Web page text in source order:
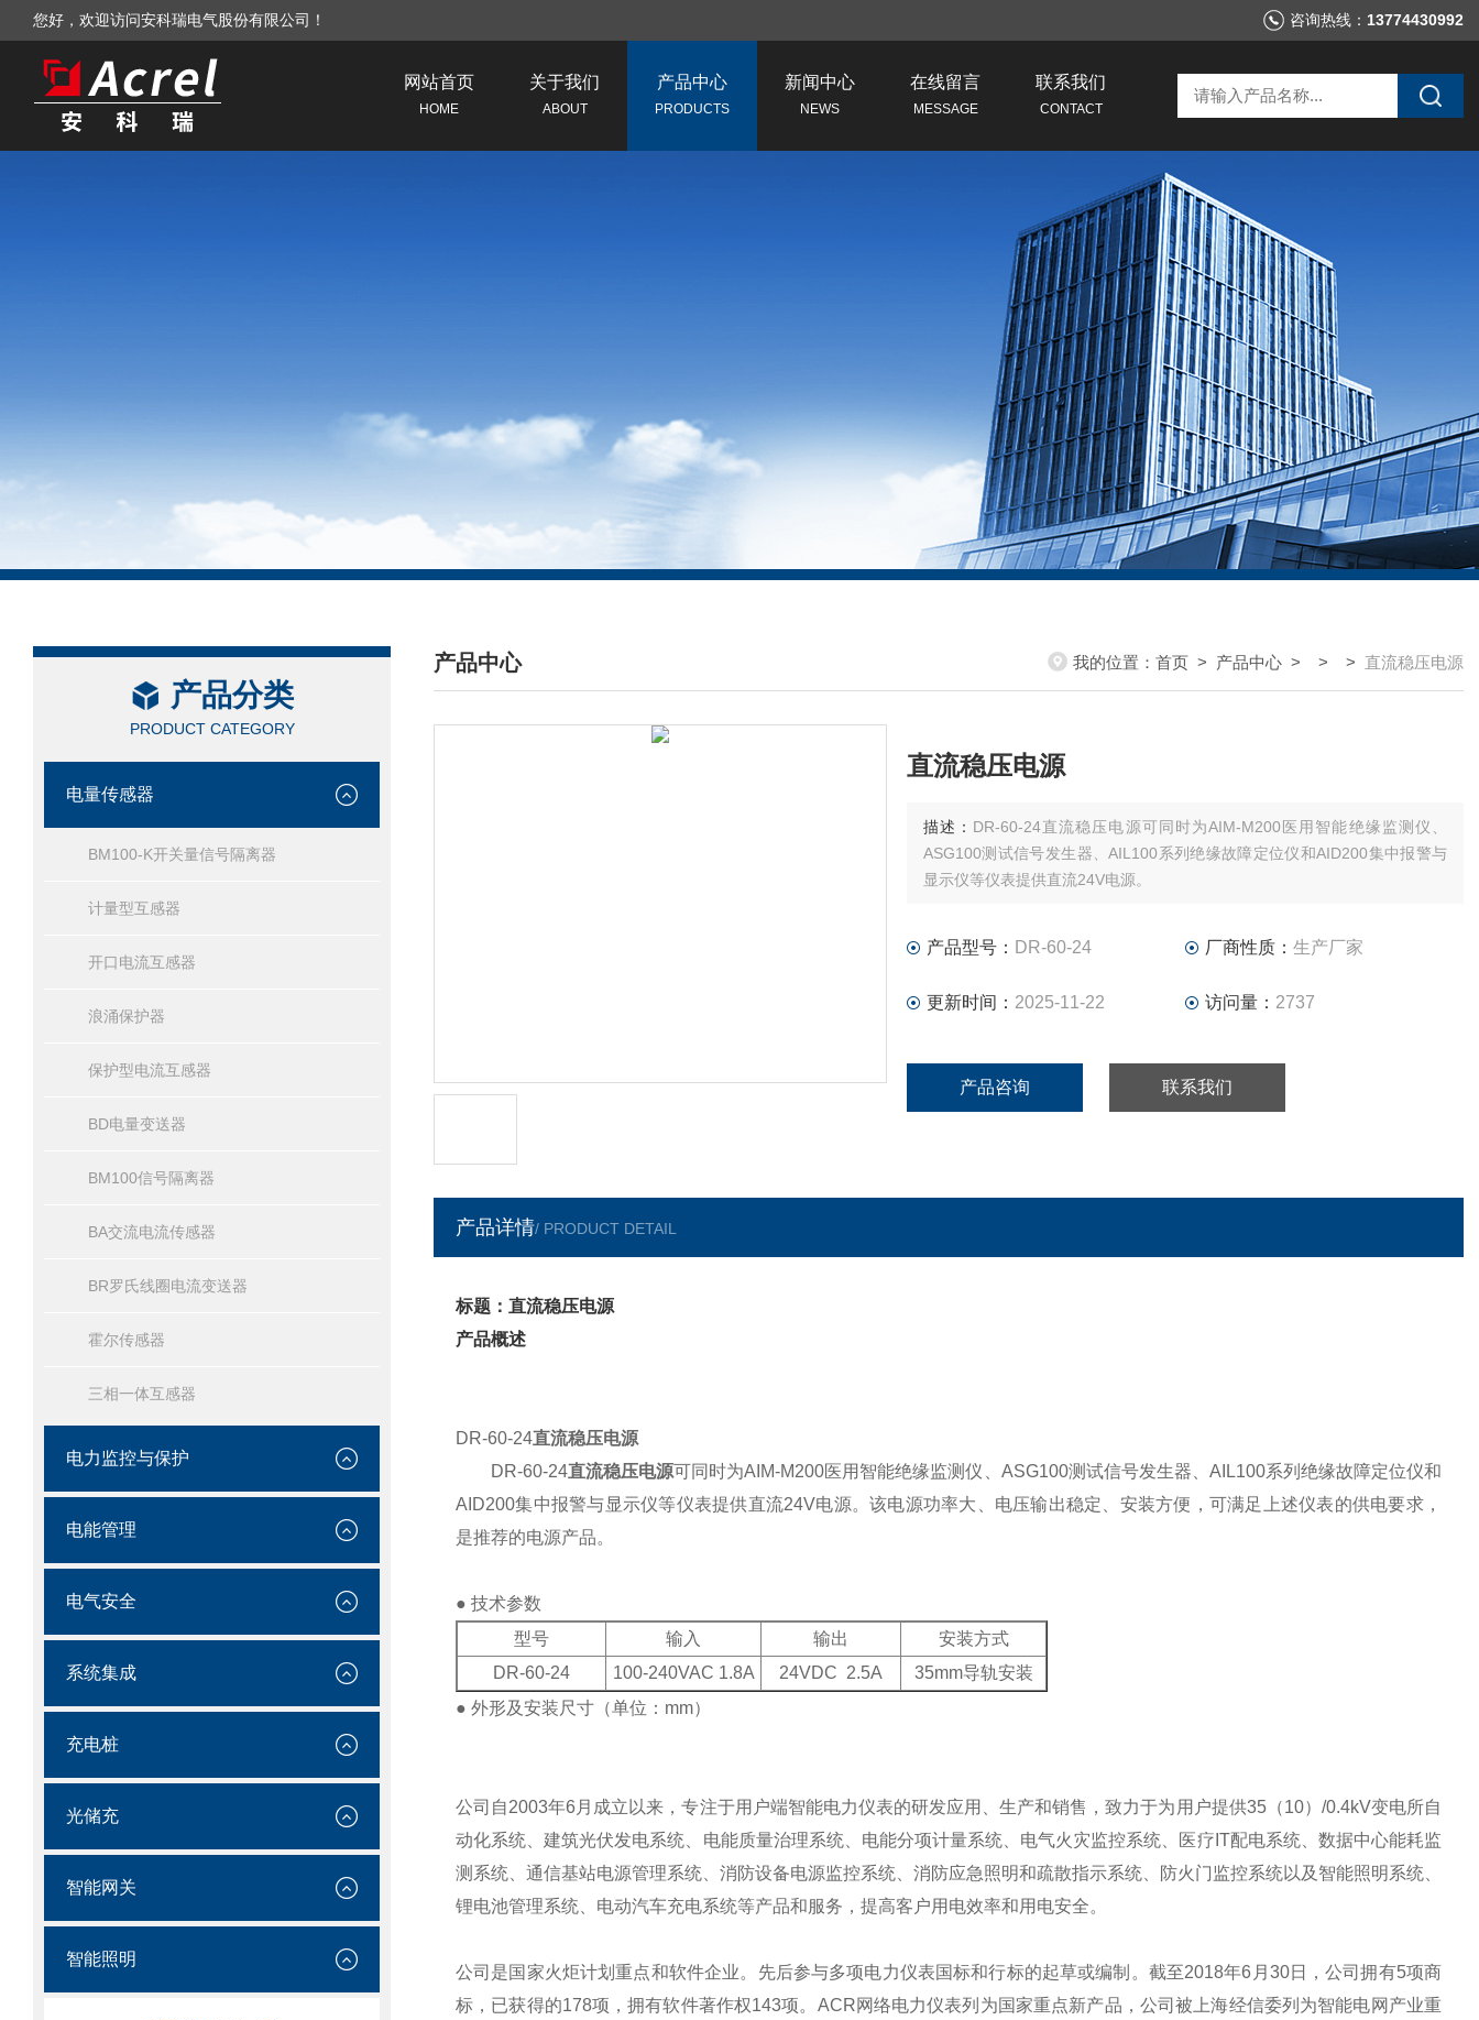
您好，欢迎访问安科瑞电气股份有限公司！ 咨询热线： 13774430992
网站首页
HOME
关于我们
ABOUT
产品中心
PRODUCTS
新闻中心
NEWS
在线留言
MESSAGE
联系我们
CONTACT
产品分类
PRODUCT CATEGORY
电量传感器
BM100-K开关量信号隔离器
计量型互感器
开口电流互感器
浪涌保护器
保护型电流互感器
BD电量变送器
BM100信号隔离器
BA交流电流传感器
BR罗氏线圈电流变送器
霍尔传感器
三相一体互感器
电力监控与保护
电能管理
电气安全
系统集成
充电桩
光储充
智能网关
智能照明
产品中心
/ PRODUCTS CENTER
我的位置： 首页 > 产品中心 > > > 直流稳压电源
直流稳压电源
描述： DR-60-24直流稳压电源可同时为AIM-M200医用智能绝缘监测仪、
ASG100测试信号发生器、AIL100系列绝缘故障定位仪和AID200集中报警与
显示仪等仪表提供直流24V电源。
产品型号： DR-60-24 厂商性质： 生产厂家
更新时间： 2025-11-22 访问量： 2737
产品咨询 联系我们
产品详情/ PRODUCT DETAIL
标题：直流稳压电源
产品概述
DR-60-24直流稳压电源
DR-60-24直流稳压电源可同时为AIM-M200医用智能绝缘监测仪、ASG100测试信号发生器、AIL100系列绝缘故障定位仪和
AID200集中报警与显示仪等仪表提供直流24V电源。该电源功率大、电压输出稳定、安装方便，可满足上述仪表的供电要求，
是推荐的电源产品。
● 技术参数
型号
输入 输出
安装方式
DR-60-24
100-240VAC 1.8A 24VDC 2.5A
35mm导轨安装
● 外形及安装尺寸（单位：mm）
公司自2003年6月成立以来，专注于用户端智能电力仪表的研发应用、生产和销售，致力于为用户提供35（10）/0.4kV变电所自
动化系统、建筑光伏发电系统、电能质量治理系统、电能分项计量系统、电气火灾监控系统、医疗IT配电系统、数据中心能耗监
测系统、通信基站电源管理系统、消防设备电源监控系统、消防应急照明和疏散指示系统、防火门监控系统以及智能照明系统、
锂电池管理系统、电动汽车充电系统等产品和服务，提高客户用电效率和用电安全。
公司是国家火炬计划重点和软件企业。先后参与多项电力仪表国标和行标的起草或编制。截至2018年6月30日，公司拥有5项商
标，已获得的178项，拥有软件著作权143项。ACR网络电力仪表列为国家重点新产品，公司被上海经信委列为智能电网产业重